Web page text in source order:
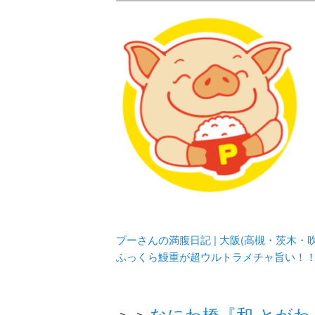
プーさんの満
豊中・箕面)
化してます。
プーさんの満腹日記 | 大阪(高槻・茨木・
ふっくら鰻重が超ウルトラメチャ旨い！